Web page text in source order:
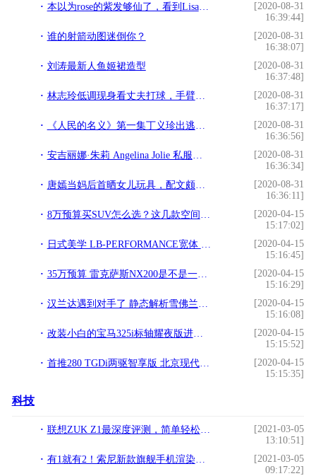
本以为rose的紫发够仙了，看到Lisa的“薄荷绿发”，哭了
[2020-08-31
16:39:44]
谁的射箭动图迷倒你？
[2020-08-31
16:38:07]
刘涛最新人鱼姬裙造型
[2020-08-31
16:37:48]
林志玲低调现身看丈夫打球，手臂粗壮抢镜，身材发福疑备孕中？
[2020-08-31
16:37:17]
《人民的名义》第一集丁义珍出逃，留给司机1000元，玄机何在
[2020-08-31
16:36:56]
安吉丽娜·朱莉 Angelina Jolie 私服街拍
[2020-08-31
16:36:34]
唐嫣当妈后首晒女儿玩具，配文颇有深意，力破婚变传闻
[2020-08-31
16:36:11]
8万预算买SUV怎么选？这几款空间媲美博越，配大屏+天窗+倒车影像
[2020-04-15
15:17:02]
日式美学 LB-PERFORMANCE宽体 458 Italia
[2020-04-15
15:16:45]
35万预算 雷克萨斯NX200是不是一个好选择？
[2020-04-15
15:16:29]
汉兰达遇到对手了 静态解析雪佛兰开拓者
[2020-04-15
15:16:08]
改装小白的宝马325i标轴耀夜版进阶之路
[2020-04-15
15:15:52]
首推280 TGDi两驱智享版 北京现代新款途胜购车手册
[2020-04-15
15:15:35]
科技
联想ZUK Z1最深度评测，简单轻松自在！!
[2021-03-05
13:10:51]
有1就有2！索尼新款旗舰手机渲染图曝光：后置三摄偏向一边!
[2021-03-05
09:17:22]